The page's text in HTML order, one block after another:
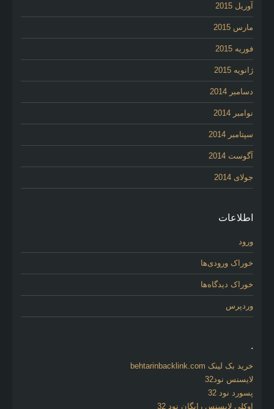
آوریل 2015
مارس 2015
فوریه 2015
ژانویه 2015
دسامبر 2014
نوامبر 2014
سپتامبر 2014
آگوست 2014
جولای 2014
اطلاعات
ورود
خوراک ورودی‌ها
خوراک دیدگاه‌ها
وردپرس
.
خرید بک لینک behtarinbacklink.com
لایسنس نود32
پسورد نود 32
اوکلی لایسنس رایگان نود 32